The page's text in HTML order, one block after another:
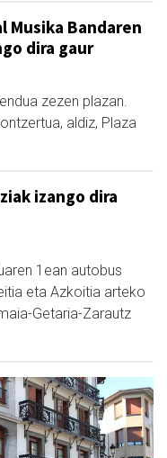
Musika Bandaren
dira gaur
zezen plazan.
aldiz, Plaza
izango dira
1ean autobus
eta Azkoitia arteko
Getaria-Zarautz